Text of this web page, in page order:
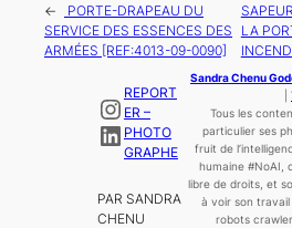
←
PORTE-DRAPEAU DU
SERVICE DES ESSENCES DES
ARMÉES [REF:4013-09-0090]
LA
Instagram
LinkedIn
REPORT
ER –
PHOTO
GRAPHE
PAR SANDRA
CHENU
Sandra Chenu
Tous les
particulier ses
fruit de l’
humaine#NoAI,
libre de droits, et
à voir son travail
robots